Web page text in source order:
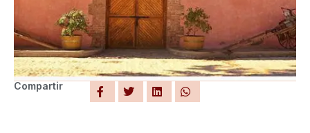
Compartir